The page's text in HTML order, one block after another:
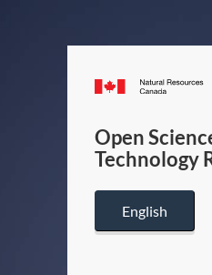
Open
Technology
English